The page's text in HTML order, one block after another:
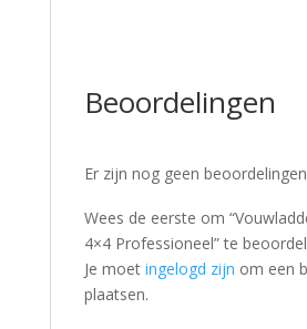
Beoordelingen
Er zijn nog geen
Wees de eerste om
4×4 Professioneel” te
Je moet ingelogd zijn om een
plaatsen.